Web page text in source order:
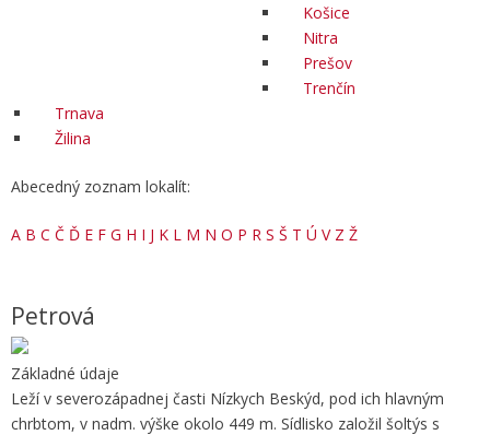
Košice
Nitra
Prešov
Trenčín
Trnava
Žilina
Abecedný zoznam lokalít:
A B C Č Ď E F G H I J K L M N O P R S Š T Ú V Z Ž
Petrová
Základné údaje
Leží v severozápadnej časti Nízkych Beskýd, pod ich hlavným
chrbtom, v nadm. výške okolo 449 m. Sídlisko založil šoltýs s